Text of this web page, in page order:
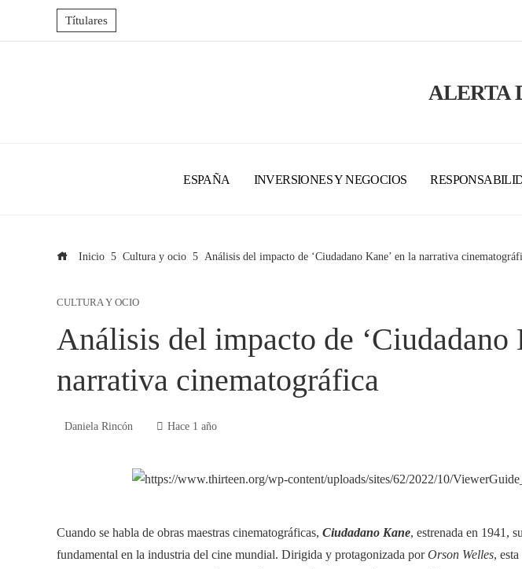
Títulares
ALERTA
ESPAÑA INVERSIONES Y NEGOCIOS
Inicio Cultura y ocio Análisis del impacto de ‘Ciudadano Kane’ en la narrativa
CULTURA Y OCIO
Análisis del impacto de ‘Ciudadano
narrativa cinematográfica
Daniela Rincón Hace 1 año
Cuando se habla de obras maestras cinematográficas, Ciudadano Kane, estrenada en 1941,
fundamental en la industria del cine mundial. Dirigida y protagonizada porOrson Welles,